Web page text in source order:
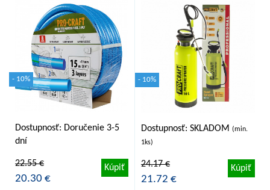
- 10%
Dostupnosť: Doručenie 3-5
dní
22.55 €
20.30 €
Kúpiť
- 10%
Dostupnosť: SKLADOM (min.
1ks)
24.17 €
21.72 €
Kúpiť